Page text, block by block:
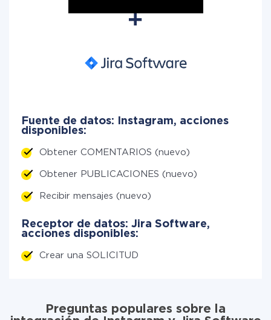
Fuente de datos: Instagram, acciones
disponibles:
Obtener COMENTARIOS (nuevo)
Obtener PUBLICACIONES (nuevo)
Recibir mensajes (nuevo)
Receptor de datos: Jira Software,
acciones disponibles:
Crear una SOLICITUD
Preguntas populares sobre la